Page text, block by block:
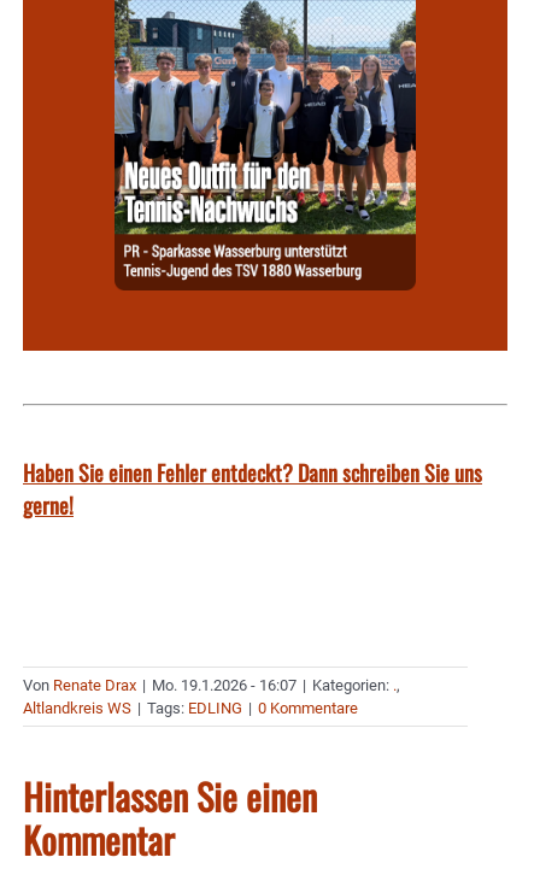
Haben Sie einen Fehler entdeckt? Dann schreiben Sie uns
gerne!
Von Renate Drax | Mo. 19.1.2026 - 16:07 | Kategorien: .,
Altlandkreis WS | Tags: EDLING | 0 Kommentare
Hinterlassen Sie einen
Kommentar